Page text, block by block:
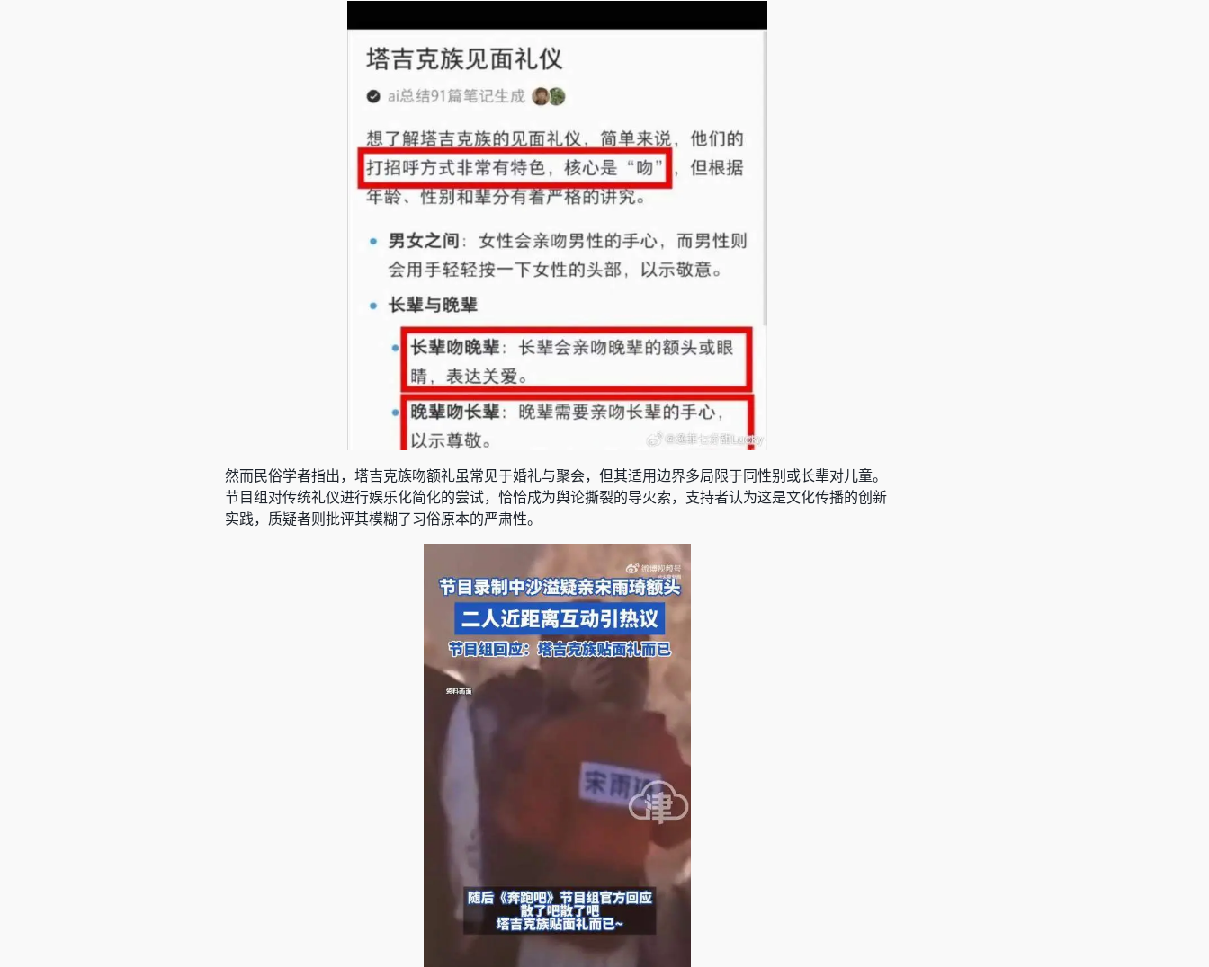
然而民俗学者指出，塔吉克族吻额礼虽常见于婚礼与聚会，但其适用边界多局限于同性别或长辈对儿童。
节目组对传统礼仪进行娱乐化简化的尝试，恰恰成为舆论撕裂的导火索，支持者认为这是文化传播的创新
实践，质疑者则批评其模糊了习俗原本的严肃性。